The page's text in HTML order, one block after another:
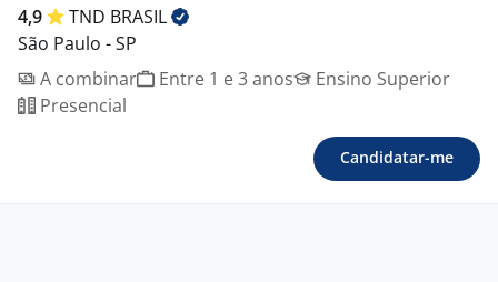
4,9 TND BRASIL
São Paulo - SP
A combinar
Entre 1 e 3 anos
Ensino Superior
Presencial
Candidatar-me